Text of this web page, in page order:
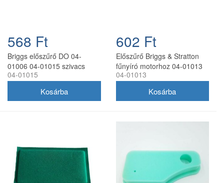
568 Ft
Briggs előszűrő DO 04-
01006 04-01015 szivacs
légszűrő betét
04-01015
602 Ft
Előszűrő Briggs & Stratton
fűnyíró motorhoz 04-01013
04-01013